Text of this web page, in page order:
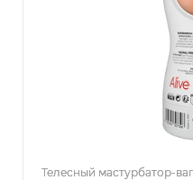
Телесный мастурбатор-